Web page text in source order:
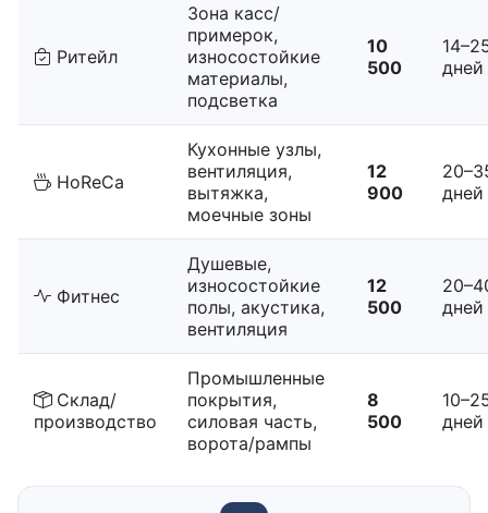
Ритейл
Зона касс/
примерок,
износостойкие
материалы,
подсветка
10
500
дней
HoReCa
Кухонные узлы,
вентиляция,
вытяжка,
моечные зоны
12
900
дней
Фитнес
Душевые,
износостойкие
полы, акустика,
вентиляция
12
500
дней
Склад/
производство
Промышленные
покрытия,
силовая часть,
ворота/рампы
8
500
дней